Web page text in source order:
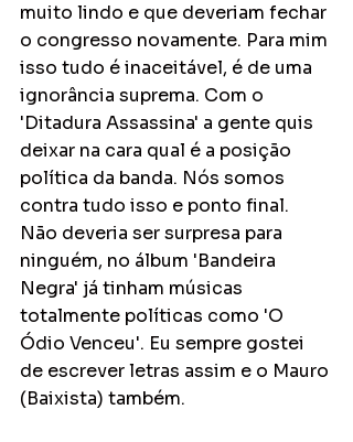
muito lindo e que deveriam fechar
o congresso novamente. Para mim
isso tudo é inaceitável, é de uma
ignorância suprema. Com o
'Ditadura Assassina' a gente quis
deixar na cara qual é a posição
política da banda. Nós somos
contra tudo isso e ponto final.
Não deveria ser surpresa para
ninguém, no álbum 'Bandeira
Negra' já tinham músicas
totalmente políticas como 'O
Ódio Venceu'. Eu sempre gostei
de escrever letras assim e o Mauro
(Baixista) também.